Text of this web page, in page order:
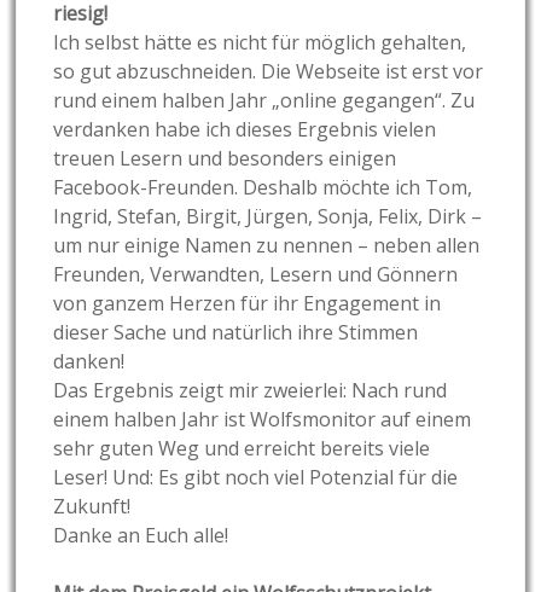
riesig!
Ich selbst hätte es nicht für möglich gehalten,
so gut abzuschneiden. Die Webseite ist erst vor
rund einem halben Jahr „online gegangen“. Zu
verdanken habe ich dieses Ergebnis vielen
treuen Lesern und besonders einigen
Facebook-Freunden. Deshalb möchte ich Tom,
Ingrid, Stefan, Birgit, Jürgen, Sonja, Felix, Dirk –
um nur einige Namen zu nennen – neben allen
Freunden, Verwandten, Lesern und Gönnern
von ganzem Herzen für ihr Engagement in
dieser Sache und natürlich ihre Stimmen
danken!
Das Ergebnis zeigt mir zweierlei: Nach rund
einem halben Jahr ist Wolfsmonitor auf einem
sehr guten Weg und erreicht bereits viele
Leser! Und: Es gibt noch viel Potenzial für die
Zukunft!
Danke an Euch alle!